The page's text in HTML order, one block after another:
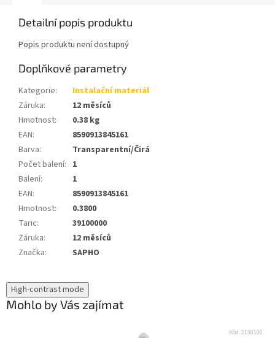
High-contrast mode
Mohlo by Vás zajímat
Kód:2130100
Detailní popis produktu
Popis produktu není dostupný
Doplňkové parametry
Kategorie:
Instalační materiál
Záruka:
12 měsíců
Hmotnost:
0.38 kg
EAN:
8590913845161
Barva:
Transparentní/Čirá
Počet balení: 1
Balení:
1
EAN:
8590913845161
Hmotnost:
0.3800
Taric:
39100000
Záruka:
12 měsíců
Značka: SAPHO